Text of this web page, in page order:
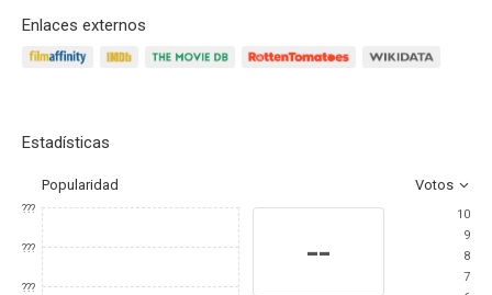
Enlaces externos
Estadísticas
Popularidad Votos
???
???
???
--
10
9
8
7